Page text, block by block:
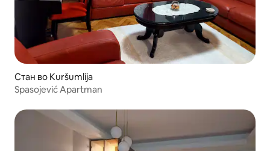
Стан во Kuršumlija
Spasojević Apartman